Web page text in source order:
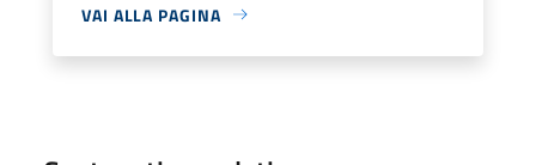
VAI ALLA PAGINA